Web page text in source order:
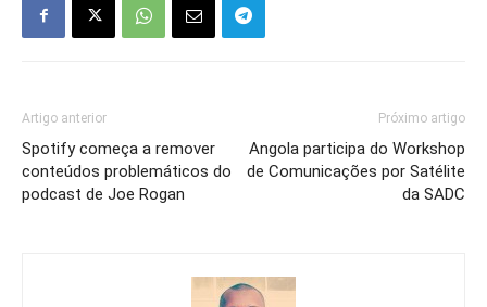
Artigo anterior
Spotify começa a remover
conteúdos problemáticos do
podcast de Joe Rogan
Próximo artigo
Angola participa do Workshop
de Comunicações por Satélite
da SADC